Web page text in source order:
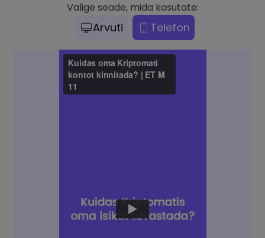
Valige seade, mida kasutate:
Arvuti Telefon